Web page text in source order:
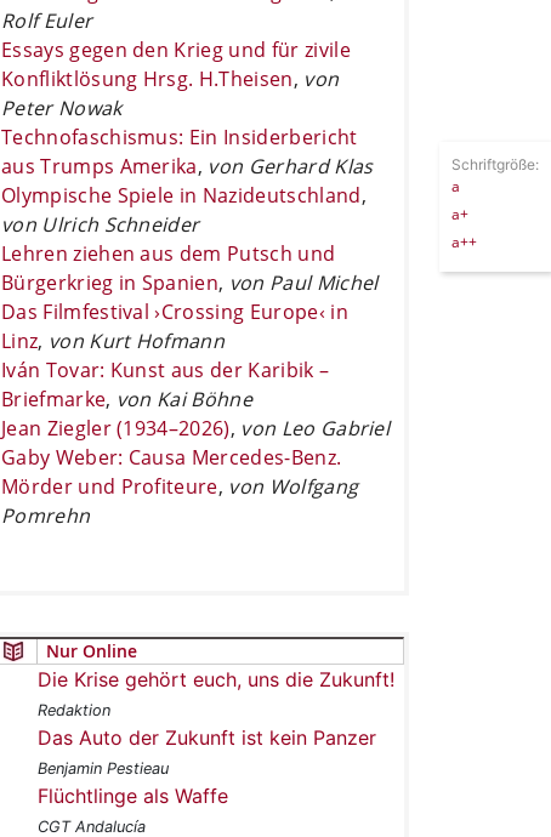
Rolf Euler
Essays gegen den Krieg und für zivile
Konfliktlösung Hrsg. H.Theisen, von
Peter Nowak
Technofaschismus: Ein Insiderbericht
aus Trumps Amerika, von Gerhard Klas
Olympische Spiele in Nazideutschland,
von Ulrich Schneider
Lehren ziehen aus dem Putsch und
Bürgerkrieg in Spanien, von Paul Michel
Das Filmfestival ›Crossing Europe‹ in
Linz, von Kurt Hofmann
Iván Tovar: Kunst aus der Karibik –
Briefmarke, von Kai Böhne
Jean Ziegler (1934–2026), von Leo Gabriel
Gaby Weber: Causa Mercedes-Benz.
Mörder und Profiteure, von Wolfgang
Pomrehn
Nur Online
Die Krise gehört euch, uns die Zukunft!
Redaktion
Das Auto der Zukunft ist kein Panzer
Benjamin Pestieau
Flüchtlinge als Waffe
CGT Andalucía
Schriftgröße:
a
a+
a++